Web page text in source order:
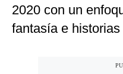
2020 con un
fantasía e